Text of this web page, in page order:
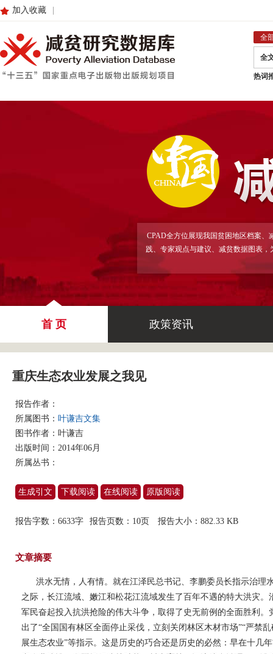
加入收藏
全
全
热词
CPAD全方位展现我国贫困地区档案
践、专家观点与建议、减贫数据图表
首 页 政策资讯
重庆生态农业发展之我见
报告作者：
所属图书： 叶谦吉文集
图书作者： 叶谦吉
出版时间：2014年06月
所属丛书：
生成引文 下载阅读 在线阅读 原版阅读
报告字数：6633字 报告页数：10页 报告大小： 882.33 KB
文章摘要
洪水无情，人有情。就在江泽民总书记、李鹏委员长指示治理
之际，长江流域、嫩江和松花江流域发生了百年不遇的特大洪灾
军民奋起投入抗洪抢险的伟大斗争，取得了史无前例的全面胜利
出了“全国国有林区全面停止采伐，立刻关闭林区木材市场”“严禁
展生态农业”等指示。这是历史的巧合还是历史的必然：早在十几